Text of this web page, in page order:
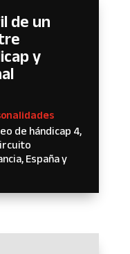
de un
y
de hándicap 4,
España y